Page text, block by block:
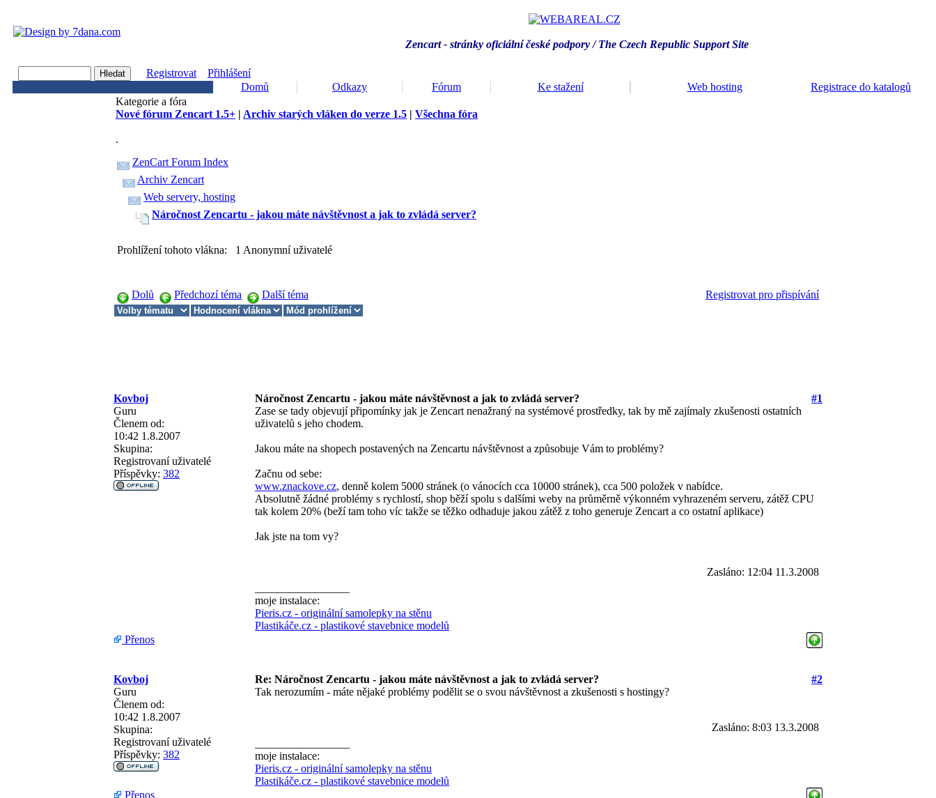
Zencart - stránky oficiální české podpory / The Czech Republic Support Site
Registrovat
Přihlášení
Domů
Odkazy Fórum Ke stažení Web hosting Registrace do katalogů
Kategorie a fóra
Nové fórum Zencart 1.5+ | Archiv starých vláken do verze 1.5 | Všechna fóra
.
ZenCart Forum Index
Archiv Zencart
Web servery, hosting
Náročnost Zencartu - jakou máte návštěvnost a jak to zvládá server?
Prohlížení tohoto vlákna: 1 Anonymní uživatelé
Dolů Předchozí téma Další téma Registrovat pro přispívání
Kovboj Náročnost Zencartu - jakou máte návštěvnost a jak to zvládá server?
#1
Guru
Členem od:
10:42 1.8.2007
Skupina:
Registrovaní uživatelé
Příspěvky: 382
Zase se tady objevují připomínky jak je Zencart nenažraný na systémové prostředky, tak by mě zajímaly zkušenosti ostatních
uživatelů s jeho chodem.
Jakou máte na shopech postavených na Zencartu návštěvnost a způsobuje Vám to problémy?
Začnu od sebe:
www.znackove.cz, denně kolem 5000 stránek (o vánocích cca 10000 stránek), cca 500 položek v nabídce.
Absolutně žádné problémy s rychlostí, shop běží spolu s dalšími weby na průměrně výkonném vyhrazeném serveru, zátěž CPU
tak kolem 20% (beží tam toho víc takže se těžko odhaduje jakou zátěž z toho generuje Zencart a co ostatní aplikace)
Jak jste na tom vy?
Zasláno: 12:04 11.3.2008
moje instalace:
Pieris.cz - originální samolepky na stěnu
Plastikáče.cz - plastikové stavebnice modelů
Přenos
Kovboj Re: Náročnost Zencartu - jakou máte návštěvnost a jak to zvládá server?
#2
Guru
Členem od:
10:42 1.8.2007
Skupina:
Registrovaní uživatelé
Příspěvky: 382
Tak nerozumím - máte nějaké problémy podělit se o svou návštěvnost a zkušenosti s hostingy?
Zasláno: 8:03 13.3.2008
moje instalace:
Pieris.cz - originální samolepky na stěnu
Plastikáče.cz - plastikové stavebnice modelů
Přenos